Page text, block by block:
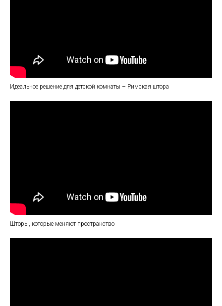
Идеальное решение для детской комнаты – Римская штора
Шторы, которые меняют пространство